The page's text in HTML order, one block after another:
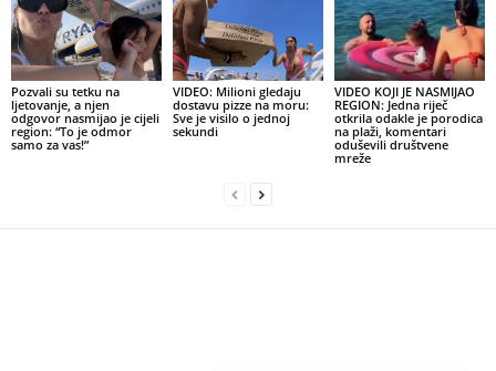
Pozvali su tetku na
ljetovanje, a njen
odgovor nasmijao je cijeli
region: “To je odmor
samo za vas!”
VIDEO: Milioni gledaju
dostavu pizze na moru:
Sve je visilo o jednoj
sekundi
VIDEO KOJI JE NASMIJAO
REGION: Jedna riječ
otkrila odakle je porodica
na plaži, komentari
oduševili društvene
mreže